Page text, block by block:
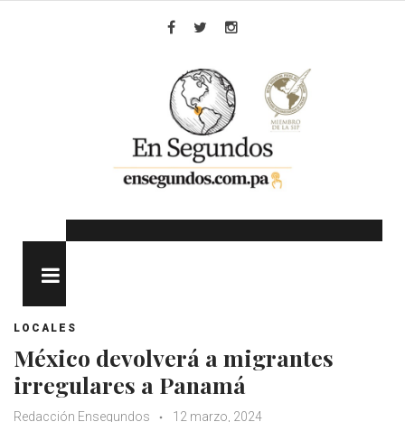
LOCALES
México devolverá a migrantes
irregulares a Panamá
Redacción Ensegundos
12 marzo, 2024